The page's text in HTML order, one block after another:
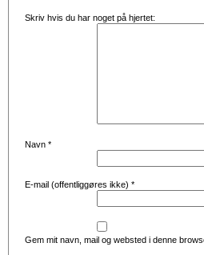
Skriv hvis du har noget på hjertet:
Navn *
E-mail (offentliggøres ikke) *
Gem mit navn, mail og websted i denne